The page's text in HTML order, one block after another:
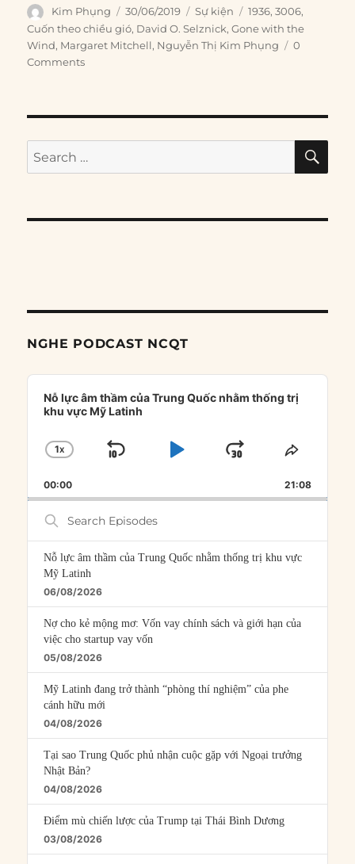
Author
Kim Phụng
Posted
on
30/06/2019 Categories
Sự kiện Tags
1936,3006,
Cuốn theo chiều gió, David O. Selznick,Gone with the
Wind, Margaret Mitchell, Nguyễn Thị Kim Phụng
0
Comments
Search
for:
NGHE PODCAST NCQT
Audio
Player
Nỗ lực âm thầm của Trung Quốc nhằm thống trị
khu vực Mỹ Latinh
CHANGE
RATE
1X
SKIP
PLAYJUMP
FORWARD
SHARE
00:00 21:08
Search
Episodes
Nỗ lực âm thầm của Trung Quốc nhằm thống trị khu vực
Mỹ Latinh
06/08/2026
Nợ cho kẻ mộng mơ: Vốn vay chính sách và giới hạn của
việc cho startup vay vốn
05/08/2026
Mỹ Latinh đang trở thành “phòng thí nghiệm” của phe
cánh hữu mới
04/08/2026
Tại sao Trung Quốc phủ nhận cuộc gặp với Ngoại trưởng
Nhật Bản?
04/08/2026
Điểm mù chiến lược của Trump tại Thái Bình Dương
03/08/2026